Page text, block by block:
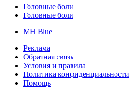
Головные боли
Головные боли
MH Blue
Реклама
Обратная связь
Условия и правила
Политика конфиденциальности
Помощь